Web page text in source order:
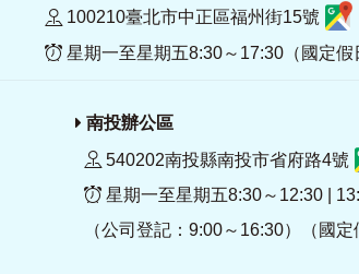
100210臺北市中正區福州街15號
星期一至星期五8:30～17:30（國定假
南投辦公區
540202南投縣南投市省府路4號
星期一至星期五8:30～12:30 |
（公司登記：9:00～16:30）（國定